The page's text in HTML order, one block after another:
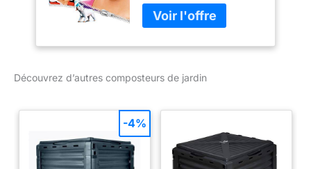
Découvrez d’autres composteurs de jardin
-4%